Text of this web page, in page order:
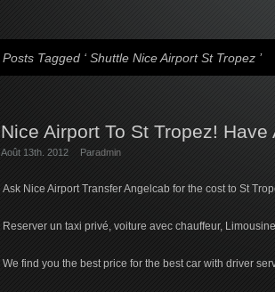
Posts Tagged ‘ Shuttle Nice Airport St Tropez ’
Nice Airport To St Tropez! Have
Août 13th. 2012 Paradmin
Ask Nice Airport Transfer Angelcab for the cost to St
Reserver un taxi privé, voiture avec chauffeur,
We find you the best price for the best car with driver